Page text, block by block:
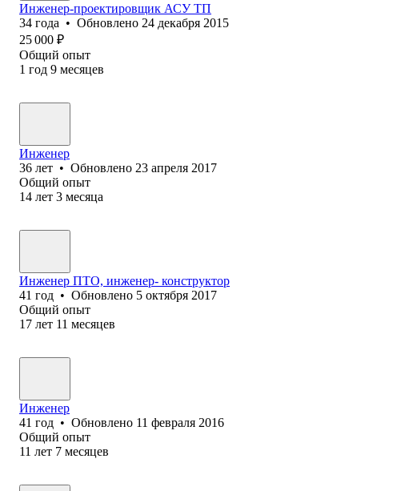
Инженер-проектировщик АСУ ТП
34 года • Обновлено 24 декабря 2015
25 000 ₽
Общий опыт
1 год 9 месяцев
Инженер
36 лет • Обновлено 23 апреля 2017
Общий опыт
14 лет 3 месяца
Инженер ПТО, инженер- конструктор
41 год • Обновлено 5 октября 2017
Общий опыт
17 лет 11 месяцев
Инженер
41 год • Обновлено 11 февраля 2016
Общий опыт
11 лет 7 месяцев